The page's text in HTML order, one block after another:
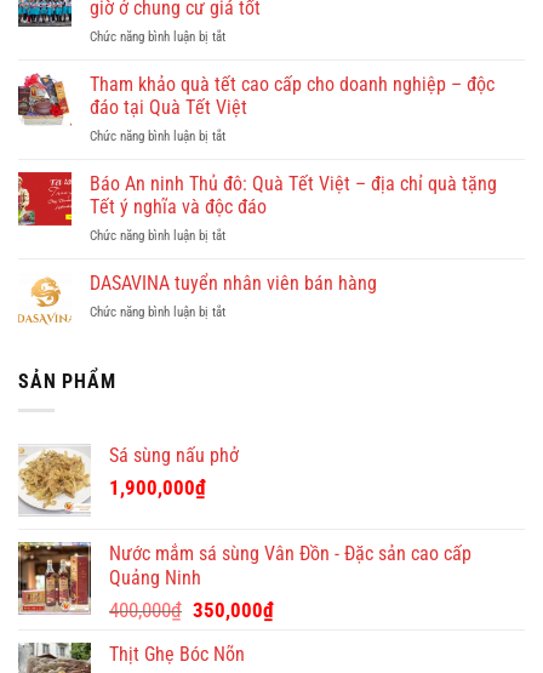
gì
đẹp?
vu
khám
phá
Quy
cùng
Dulichkhatvongviet.com
Báo
Định
Online
giờ ở chung cư giá tốt
Chức năng bình luận bị tắtở
việc
Hồng
Doan
–
ty
cho
giúp
theo
Tham khảo quà tết cao cấp cho doanh nghiệp – độc
đáo tại Quà Tết Việt
Chức năng bình luận bị tắtở
khảo
quà
tết
cao
cho
nghiệp
Tết
Việt
Báo An ninh Thủ đô: Quà Tết Việt – địa chỉ quà tặng
Tết ý nghĩa và độc đáo
Chức năng bình luận bị tắtở
An
Thủ
chỉ
nghĩa
độc
đáo
DASAVINA tuyển nhân viên bán hàng
Chức năng bình luận bị tắtở
SẢN PHẨM
Sá sùng nấu phở
1,900,000₫
Nước mắm sá sùng Vân Đồn - Đặc sản cao cấp
Quảng Ninh
400,000₫ Giá
là:
350,000₫Giá
Thịt Ghẹ Bóc Nõn